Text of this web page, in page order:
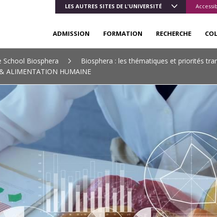
LES AUTRES SITES DE L'UNIVERSITÉ
ADMISSION FORMATION RECHERCHE
School Biosphera
Biosphera : les thématiques et priorités
ALIMENTATION HUMAINE